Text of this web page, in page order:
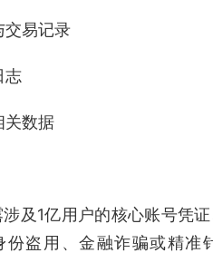
易记录
志
数据
及1亿用户的核心账号凭
份盗用、金融诈骗或精准